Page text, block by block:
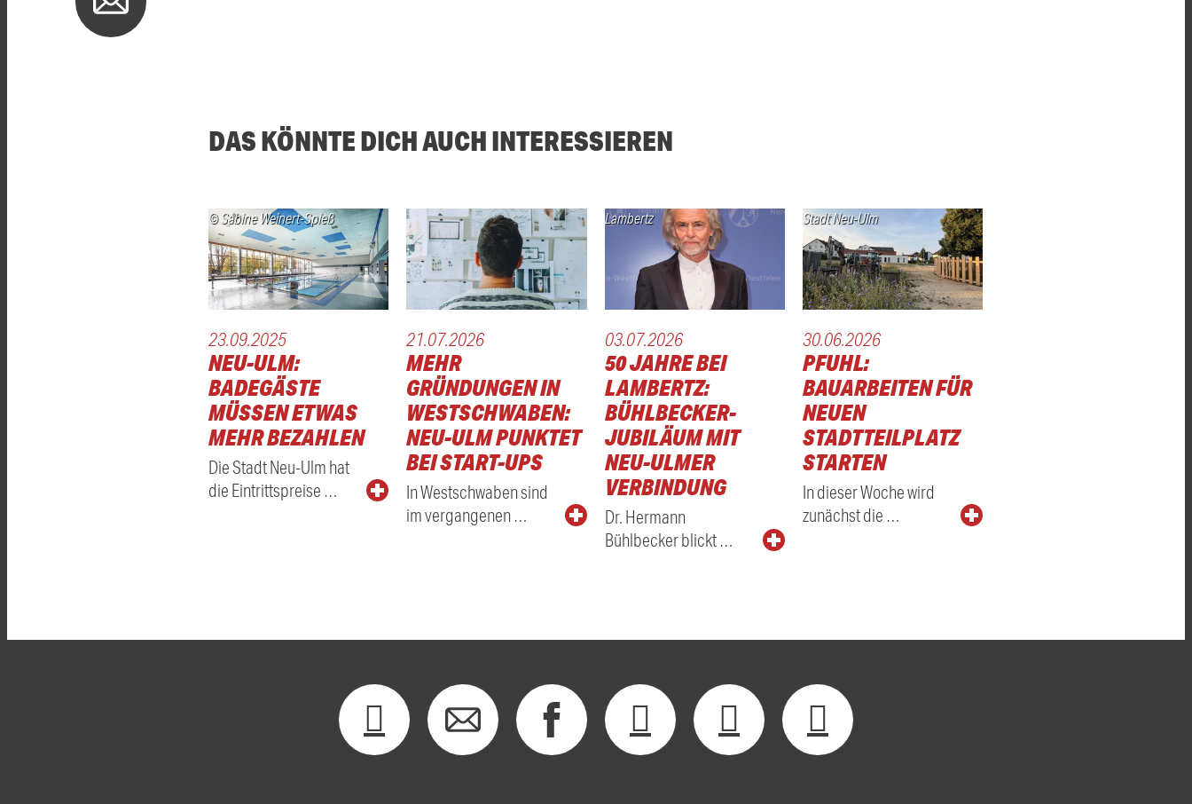
DAS KÖNNTE DICH AUCH INTERESSIEREN
© Sabine Weinert-Spieß
23.09.2025
NEU-ULM:
BADEGÄSTE
MÜSSEN ETWAS
MEHR BEZAHLEN
Die Stadt Neu-Ulm hat
die Eintrittspreise …
21.07.2026
MEHR
GRÜNDUNGEN IN
WESTSCHWABEN:
NEU-ULM PUNKTET
BEI START-UPS
In Westschwaben sind
im vergangenen …
Lambertz
03.07.2026
50 JAHRE BEI
LAMBERTZ:
BÜHLBECKER-
JUBILÄUM MIT
NEU-ULMER
VERBINDUNG
Dr. Hermann
Bühlbecker blickt …
Stadt Neu-Ulm
30.06.2026
PFUHL:
BAUARBEITEN FÜR
NEUEN
STADTTEILPLATZ
STARTEN
In dieser Woche wird
zunächst die …